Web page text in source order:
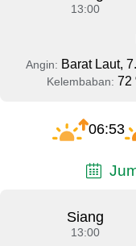
13:00
Angin: Barat Laut,
Kelembaban: 72
06:53
Siang
13:00